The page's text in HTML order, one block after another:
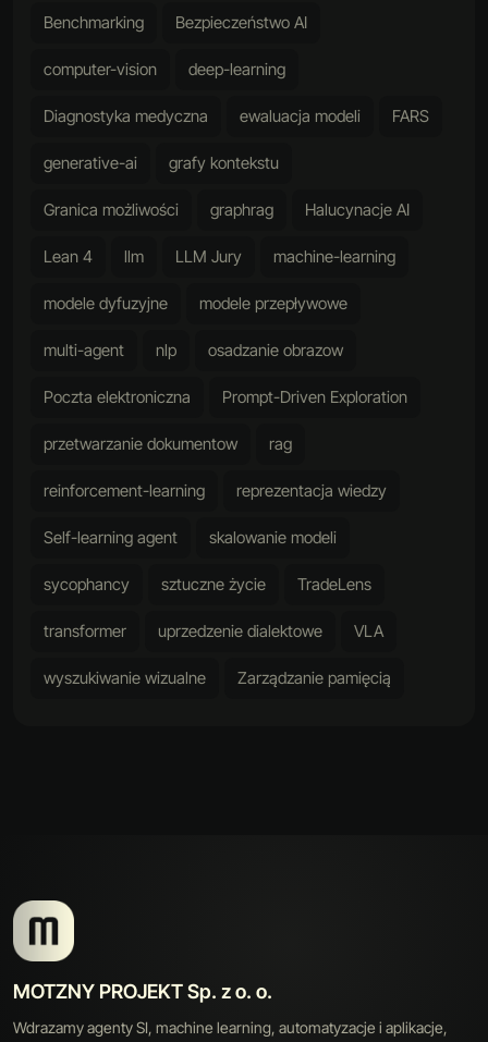
Benchmarking Bezpieczeństwo AI
computer-vision deep-learning
Diagnostyka medyczna ewaluacja modeli FARS
generative-ai grafy kontekstu
Granica możliwości graphrag Halucynacje AI
Lean 4 llm LLM Jury machine-learning
modele dyfuzyjne modele przepływowe
multi-agent nlp osadzanie obrazow
Poczta elektroniczna Prompt-Driven Exploration
przetwarzanie dokumentow rag
reinforcement-learning reprezentacja wiedzy
Self-learning agent skalowanie modeli
sycophancy sztuczne życie TradeLens
transformer uprzedzenie dialektowe VLA
wyszukiwanie wizualne Zarządzanie pamięcią
MOTZNY PROJEKT Sp. z o. o.
Wdrazamy agenty SI, machine learning, automatyzacje i aplikacje,